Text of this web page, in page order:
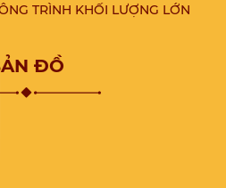
TRÌNH KHỐI LƯỢNG LỚN
ĐỒ